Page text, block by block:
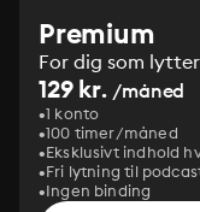
Premium
For dig som
129 kr. /måned
1 konto
100 timer/måned
Eksklusivt indhold
Fri lytning til
Ingen binding